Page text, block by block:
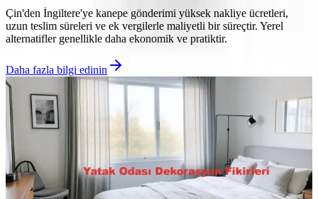
Çin'den İngiltere'ye kanepe gönderimi yüksek nakliye ücretleri,
uzun teslim süreleri ve ek vergilerle maliyetli bir süreçtir. Yerel
alternatifler genellikle daha ekonomik ve pratiktir.
Daha fazla bilgi edinin